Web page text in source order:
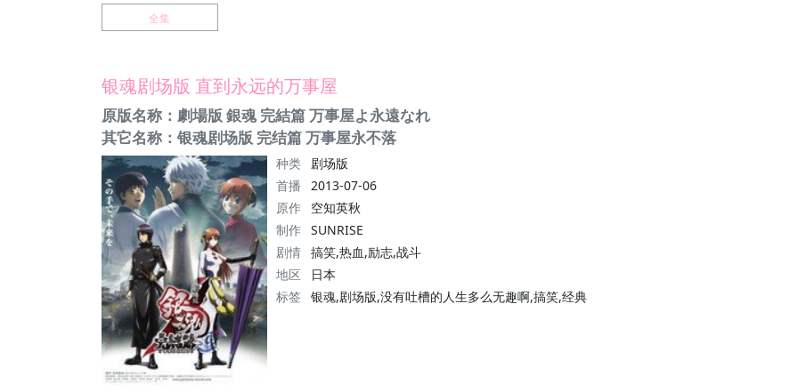
全集
银魂剧场版 直到永远的万事屋
原版名称：劇場版 銀魂 完結篇 万事屋よ永遠なれ
其它名称：银魂剧场版 完结篇 万事屋永不落
种类
剧场版
首播
2013-07-06
原作
空知英秋
制作 SUNRISE
剧情 搞笑,热血,励志,战斗
地区
日本
标签
银魂,剧场版,没有吐槽的人生多么无趣啊,搞笑,经典